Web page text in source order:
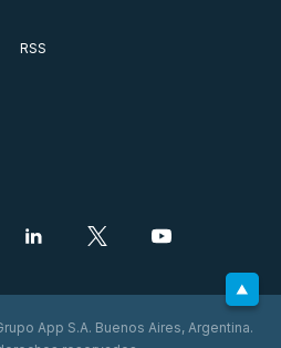
RSS
App S.A. Buenos Aires, Argentina.